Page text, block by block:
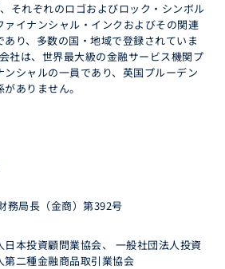
それぞれのロゴおよびロック・シンボル
ァイナンシャル・インクおよびその関連
り、多数の国・地域で登録されていま
社は、世界最大級の金融サービス機関プ
シャルの一員であり、英国プルーデン
ありません。
務局長（金商）第392号
本投資顧問業協会、 一般社団法人投資
二種金融商品取引業協会